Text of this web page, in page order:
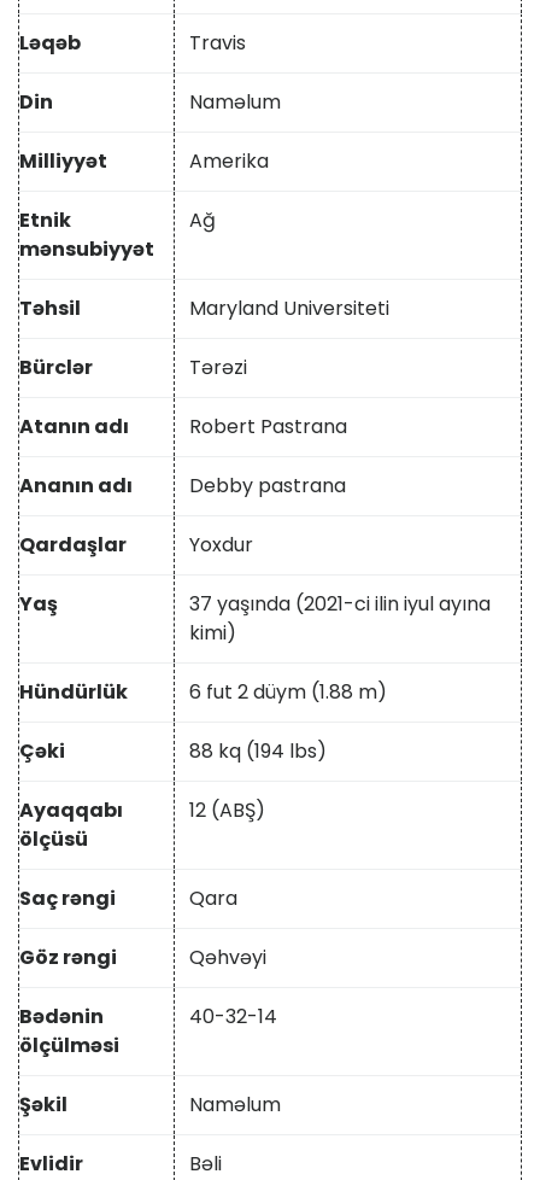
Ləqəb Travis
Din Naməlum
Milliyyət Amerika
Etnik
mənsubiyyət
Ağ
Təhsil Maryland Universiteti
Bürclər Tərəzi
Atanın adı Robert Pastrana
Ananın adı Debby pastrana
Qardaşlar Yoxdur
Yaş
37 yaşında (2021-ci ilin iyul ayına
kimi)
Hündürlük 6 fut 2 düym (1.88 m)
Çəki 88 kq (194 lbs)
Ayaqqabı
ölçüsü
12 (ABŞ)
Saç rəngi Qara
Göz rəngi Qəhvəyi
Bədənin
ölçülməsi
40-32-14
Şəkil Naməlum
Evlidir Bəli